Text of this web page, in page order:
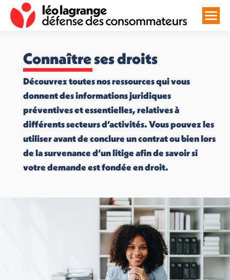
Connaître ses droits
Découvrez toutes nos ressources qui vous
donnent des informations juridiques
préventives et essentielles, relatives à
différents secteurs d’activités. Vous pouvez les
utiliser avant de conclure un contrat ou bien lors
de la survenance d’un litige afin de savoir si
votre demande est fondée en droit.